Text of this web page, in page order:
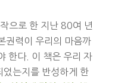
으로 한 지난 80여 년
권력이 우리의 마음까
한다. 이 책은 우리 자
었는지를 반성하게 한